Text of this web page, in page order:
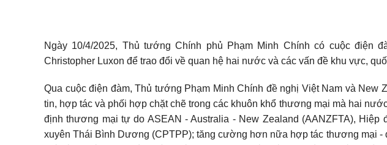
Ngày 10/4/2025, Thủ tướng Chính phủ Phạm Minh Chính có cuộc điện
Christopher Luxon để trao đổi về quan hệ hai nước và các vấn đề khu vực,
Qua cuộc điện đàm, Thủ tướng Phạm Minh Chính đề nghị Việt Nam và New
tin, hợp tác và phối hợp chặt chẽ trong các khuôn khổ thương mại mà hai
định thương mại tự do ASEAN - Australia - New Zealand (AANZFTA), Hiệp
xuyên Thái Bình Dương (CPTPP); tăng cường hơn nữa hợp tác thương mại -